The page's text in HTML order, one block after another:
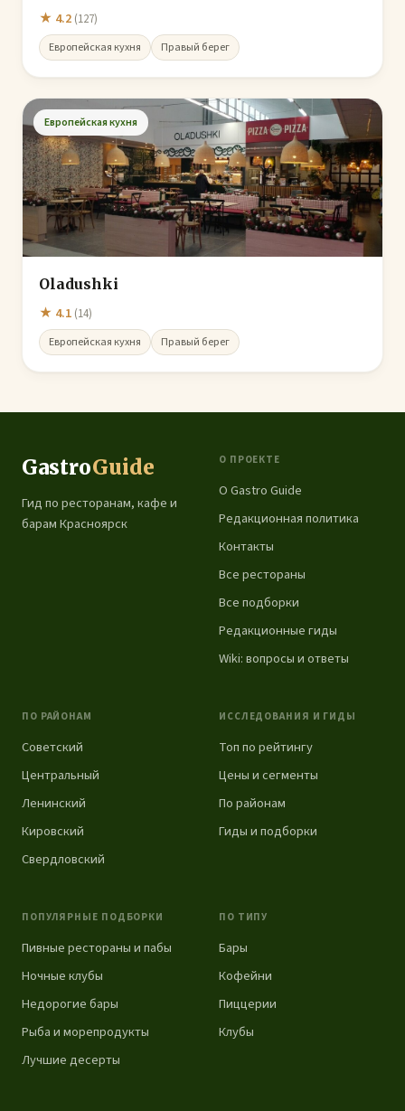
★ 4.2 (127)
Европейская кухня Правый берег
Европейская кухня
Oladushki
★ 4.1 (14)
Европейская кухня Правый берег
GastroGuide
Гид по ресторанам, кафе и
барам Красноярск
О ПРОЕКТЕ
О Gastro Guide
Редакционная политика
Контакты
Все рестораны
Все подборки
Редакционные гиды
Wiki: вопросы и ответы
ПО РАЙОНАМ
Советский
Центральный
Ленинский
Кировский
Свердловский
ИССЛЕДОВАНИЯ И ГИДЫ
Топ по рейтингу
Цены и сегменты
По районам
Гиды и подборки
ПОПУЛЯРНЫЕ ПОДБОРКИ
Пивные рестораны и пабы
Ночные клубы
Недорогие бары
Рыба и морепродукты
Лучшие десерты
ПО ТИПУ
Бары
Кофейни
Пиццерии
Клубы